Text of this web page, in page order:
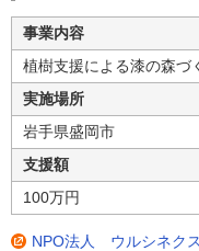
事業内容
植樹支援による漆の森づ
実施場所
岩手県盛岡市
支援額
100万円
NPO法人 ウルシネク